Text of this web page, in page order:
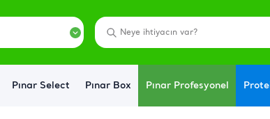
Pınar Select Pınar Box Pınar Profesyonel